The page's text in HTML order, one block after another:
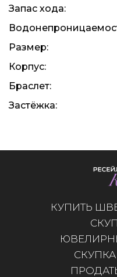
Запас хода:
Размер:
Корпус:
Браслет:
Застёжка:
КУПИТЬ